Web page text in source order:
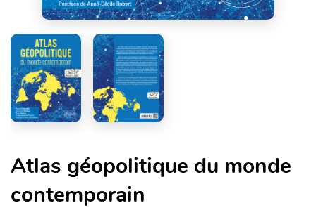
Atlas géopolitique du monde
contemporain